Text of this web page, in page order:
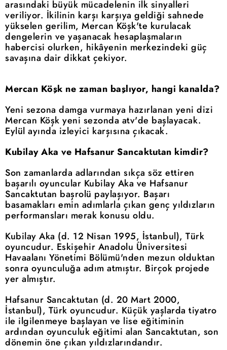
arasındaki büyük mücadelenin ilk sinyalleri
veriliyor. İkilinin karşı karşıya geldiği sahnede
yükselen gerilim, Mercan Köşk'te kurulacak
dengelerin ve yaşanacak hesaplaşmaların
habercisi olurken, hikâyenin merkezindeki güç
savaşına dair dikkat çekiyor.
Mercan Köşk ne zaman başlıyor, hangi kanalda?
Yeni sezona damga vurmaya hazırlanan yeni dizi
Mercan Köşk yeni sezonda atv'de başlayacak.
Eylül ayında izleyici karşısına çıkacak.
Kubilay Aka ve Hafsanur Sancaktutan kimdir?
Son zamanlarda adlarından sıkça söz ettiren
başarılı oyuncular Kubilay Aka ve Hafsanur
Sancaktutan başrolü paylaşıyor. Başarı
basamakları emin adımlarla çıkan genç yıldızların
performansları merak konusu oldu.
Kubilay Aka (d. 12 Nisan 1995, İstanbul), Türk
oyuncudur. Eskişehir Anadolu Üniversitesi
Havaalanı Yönetimi Bölümü'nden mezun olduktan
sonra oyunculuğa adım atmıştır. Birçok projede
yer almıştır.
Hafsanur Sancaktutan (d. 20 Mart 2000,
İstanbul), Türk oyuncudur. Küçük yaşlarda tiyatro
ile ilgilenmeye başlayan ve lise eğitiminin
ardından oyunculuk eğitimi alan Sancaktutan, son
dönemin öne çıkan yıldızlarındandır.